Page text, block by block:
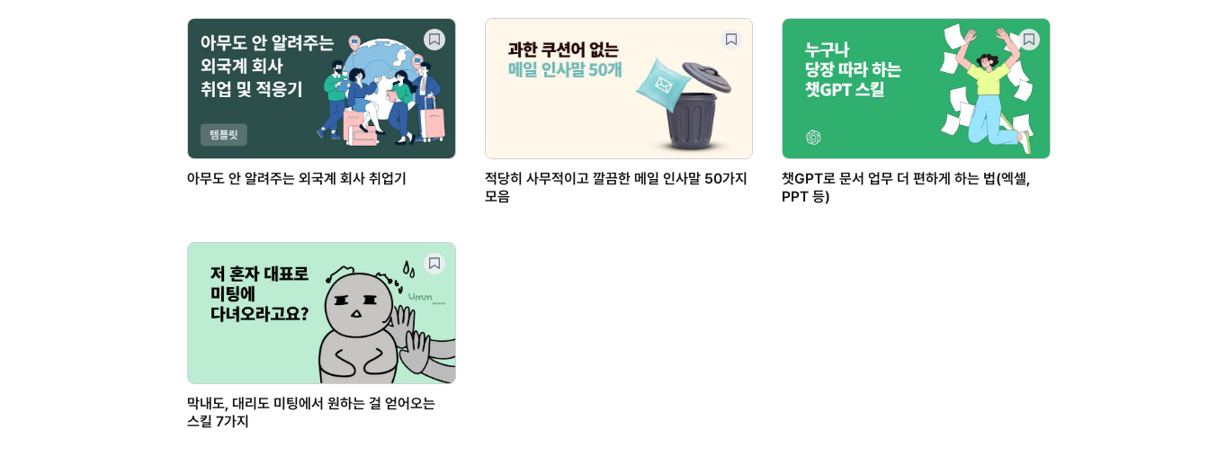
아무도 안 알려주는 외국계 회사 취업기
적당히 사무적이고 깔끔한 메일 인사말 50가지
모음
챗GPT로 문서 업무 더 편하게 하는 법(엑셀,
PPT 등)
막내도, 대리도 미팅에서 원하는 걸 얻어오는
스킬 7가지